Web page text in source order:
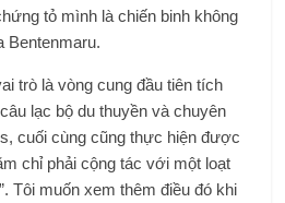
tỏ mình là chiến binh không
Bentenmaru.
trò là vòng cung đầu tiên tích
lạc bộ du thuyền và chuyên
cuối cùng cũng thực hiện được
chỉ phải cộng tác với một loạt
Tôi muốn xem thêm điều đó khi